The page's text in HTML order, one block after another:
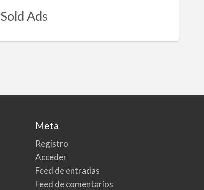
Sold Ads
Meta
Registro
Acceder
Feed de entradas
Feed de comentarios